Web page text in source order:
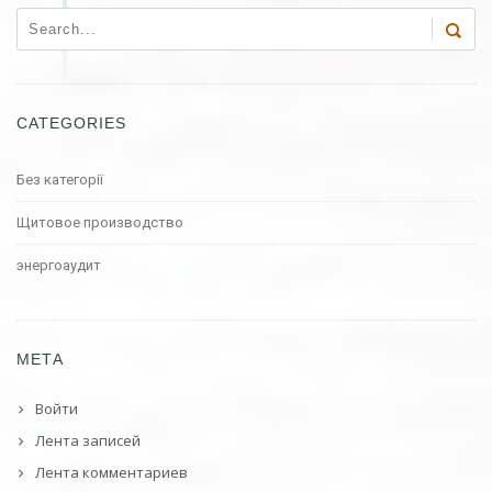
CATEGORIES
Без категорії
Щитовое производство
энергоаудит
МЕТА
Войти
Лента записей
Лента комментариев